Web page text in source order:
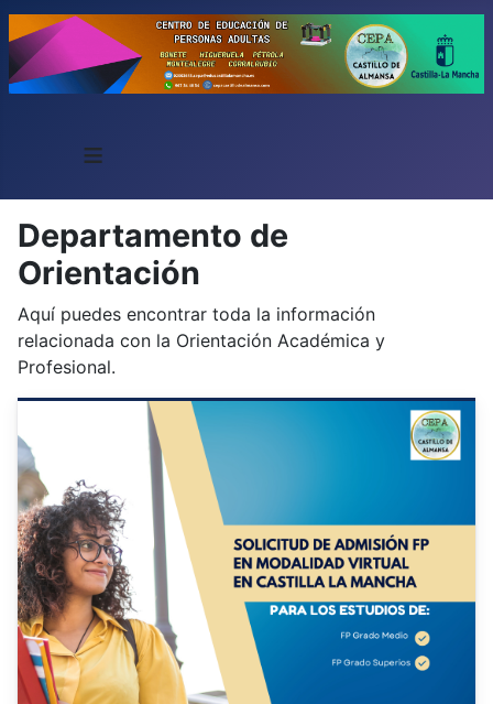
≡
Departamento de
Orientación
Aquí puedes encontrar toda la información
relacionada con la Orientación Académica y
Profesional.